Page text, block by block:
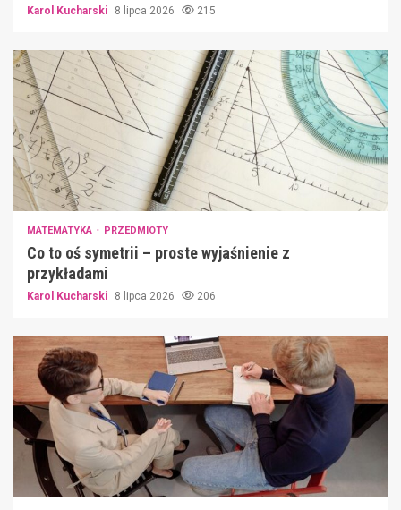
Karol Kucharski 8 lipca 2026 215
MATEMATYKA PRZEDMIOTY
Co to oś symetrii – proste wyjaśnienie z
przykładami
Karol Kucharski 8 lipca 2026 206